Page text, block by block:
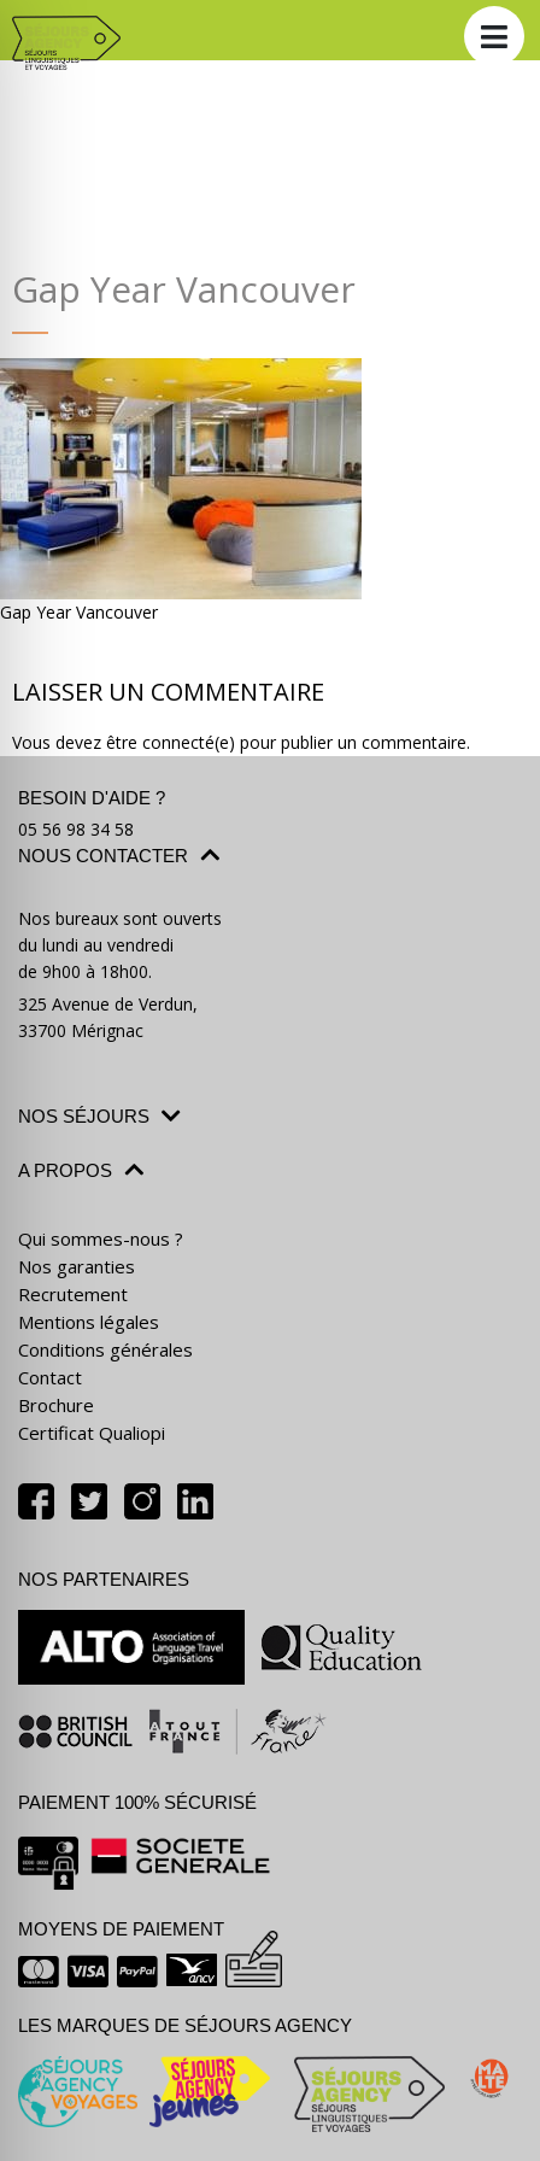
Gap Year Vancouver
Gap Year Vancouver
LAISSER UN COMMENTAIRE
Vous devez être connecté(e) pour publier un commentaire.
BESOIN D'AIDE ?
05 56 98 34 58
NOUS CONTACTER
Nos bureaux sont ouverts
du lundi au vendredi
de 9h00 à 18h00.
325 Avenue de Verdun,
33700 Mérignac
NOS SÉJOURS
A PROPOS
Qui sommes-nous ?
Nos garanties
Recrutement
Mentions légales
Conditions générales
Contact
Brochure
Certificat Qualiopi
NOS PARTENAIRES
PAIEMENT 100% SÉCURISÉ
MOYENS DE PAIEMENT
LES MARQUES DE SÉJOURS AGENCY
partir ? Devis & contact